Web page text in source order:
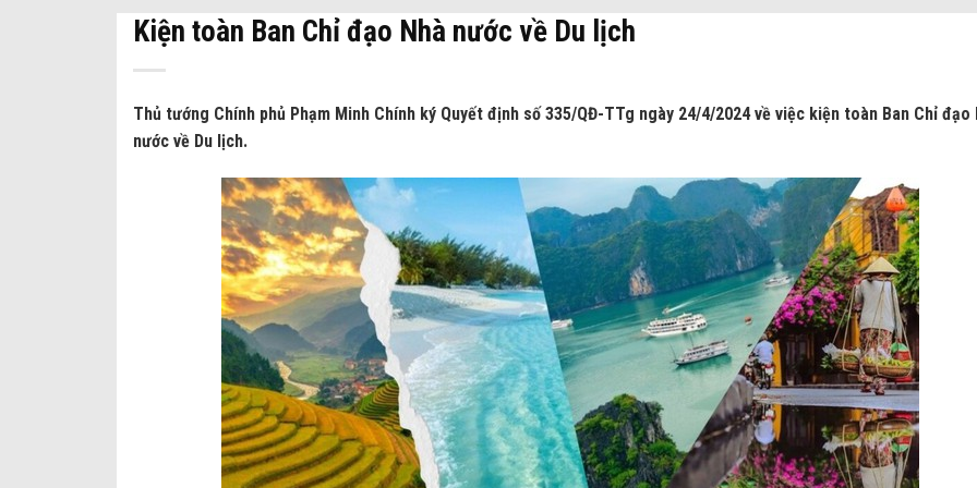
Kiện toàn Ban Chỉ đạo Nhà nước về Du lịch
Thủ tướng Chính phủ Phạm Minh Chính ký Quyết định số 335/QĐ-TTg ngày 24/4/2024 về việc kiện toàn Ban Chỉ đạo
nước về Du lịch.